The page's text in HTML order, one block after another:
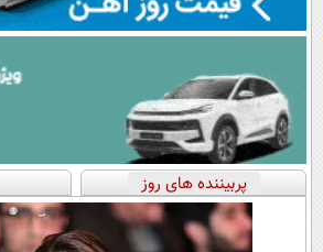
پربیننده های روز